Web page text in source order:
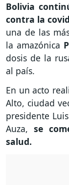
Bolivia
contra la
una de las
la amazónica
dosis de la
al país.
En un acto
Alto, ciudad
presidente
Auza, se
salud.